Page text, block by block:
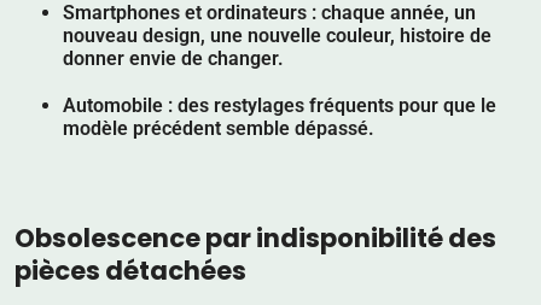
Smartphones et ordinateurs : chaque année, un
nouveau design, une nouvelle couleur, histoire de
donner envie de changer.
Automobile : des restylages fréquents pour que le
modèle précédent semble dépassé.
Obsolescence par indisponibilité des
pièces détachées